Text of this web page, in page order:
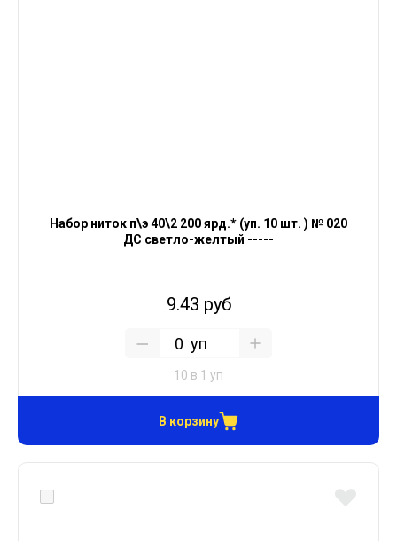
Набор ниток п\э 40\2 200 ярд.* (уп. 10 шт. ) № 020
ДС светло-желтый -----
9.43 руб
уп
10 в 1 уп
В корзину